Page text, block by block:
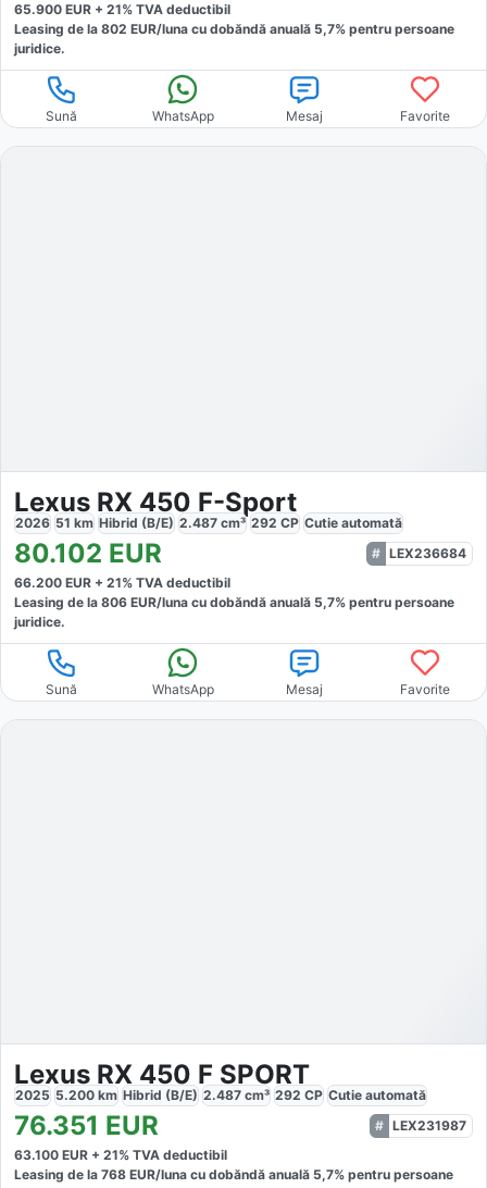
65.900 EUR + 21% TVA deductibil
Leasing de la 802 EUR/luna cu dobăndă anuală 5,7% pentru persoane
juridice.
Sună WhatsApp Mesaj Favorite
Lexus RX 450 F-Sport
2026 51 km Hibrid (B/E) 2.487 cm³ 292 CP Cutie automată
80.102 EUR
LEX236684
66.200 EUR + 21% TVA deductibil
Leasing de la 806 EUR/luna cu dobăndă anuală 5,7% pentru persoane
juridice.
Sună WhatsApp Mesaj Favorite
Lexus RX 450 F SPORT
2025 5.200 km Hibrid (B/E) 2.487 cm³ 292 CP Cutie automată
76.351 EUR
LEX231987
63.100 EUR + 21% TVA deductibil
Leasing de la 768 EUR/luna cu dobăndă anuală 5,7% pentru persoane